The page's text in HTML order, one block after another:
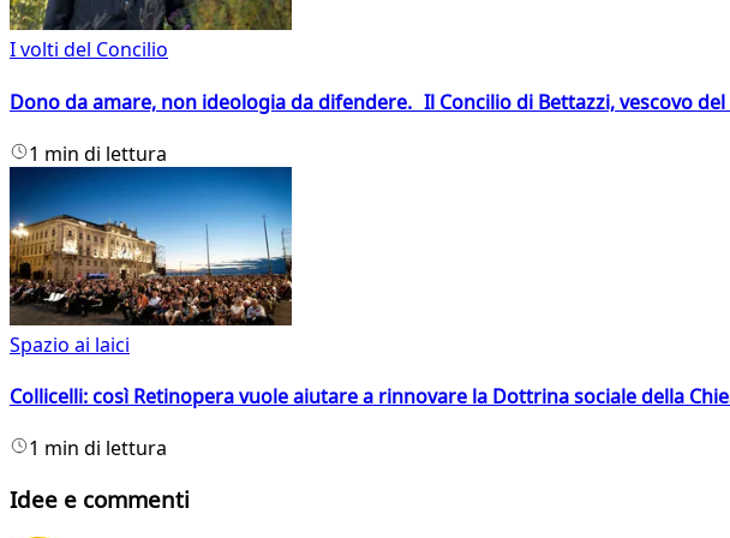
I volti del Concilio
Dono da amare, non ideologia da difendere. Il Concilio di Bettazzi, vescovo
1 min di lettura
Spazio ai laici
Collicelli: così Retinopera vuole aiutare a rinnovare la Dottrina sociale della
1 min di lettura
Idee e commenti